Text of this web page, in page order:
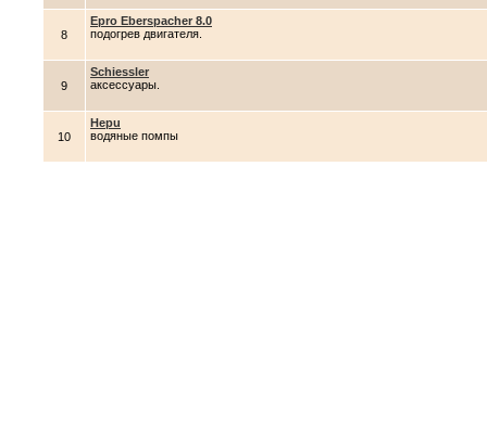
8
Epro Eberspacher 8.0
подогрев двигателя.
9
Schiessler
аксессуары.
10
Hepu
водяные помпы